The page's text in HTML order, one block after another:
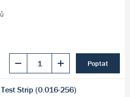
Poptat
Strip (0.016-256)